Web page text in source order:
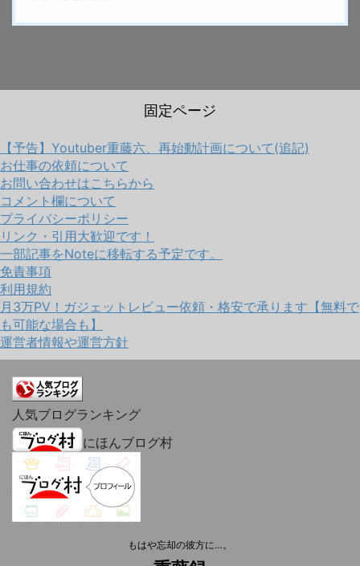
固定ページ
【予告】Youtuber重藤六、再始動計画について(追記)
お仕事の依頼について
お問い合わせはこちらから
コメント欄について
プライバシーポリシー
リンク・引用大歓迎です！
一部記事をNoteに移転する予定です。
免責事項
利用規約
月3万PV！ガジェットレビュー依頼・格安で承ります【無料で
も可能な場合も】
運営者情報や運営方針
人気ブログランキング
にほんブログ村
もはや忘却の彼方に…。